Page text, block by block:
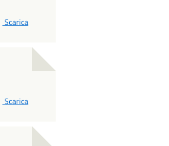
PDF
Scarica
PDF
Scarica